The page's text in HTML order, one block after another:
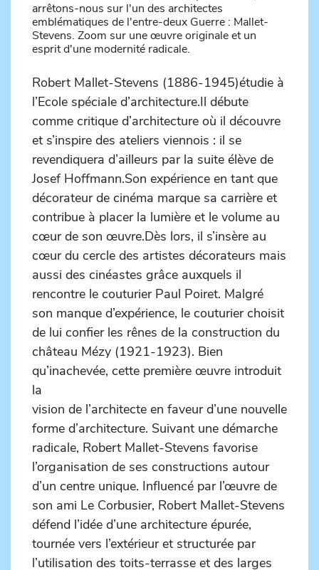
arrêtons-nous sur l'un des architectes
emblématiques de l'entre-deux Guerre : Mallet-
Stevens. Zoom sur une œuvre originale et un
esprit d'une modernité radicale.
Robert Mallet-Stevens (1886-1945)étudie à
l’Ecole spéciale d’architecture.Il débute
comme critique d’architecture où il découvre
et s’inspire des ateliers viennois : il se
revendiquera d’ailleurs par la suite élève de
Josef Hoffmann.Son expérience en tant que
décorateur de cinéma marque sa carrière et
contribue à placer la lumière et le volume au
cœur de son œuvre.Dès lors, il s’insère au
cœur du cercle des artistes décorateurs mais
aussi des cinéastes grâce auxquels il
rencontre le couturier Paul Poiret. Malgré
son manque d’expérience, le couturier choisit
de lui confier les rênes de la construction du
château Mézy (1921-1923). Bien
qu’inachevée, cette première œuvre introduit
la
vision de l’architecte en faveur d’une nouvelle
forme d’architecture. Suivant une démarche
radicale, Robert Mallet-Stevens favorise
l’organisation de ses constructions autour
d’un centre unique. Influencé par l’œuvre de
son ami Le Corbusier, Robert Mallet-Stevens
défend l’idée d’une architecture épurée,
tournée vers l’extérieur et structurée par
l’utilisation des toits-terrasse et des larges